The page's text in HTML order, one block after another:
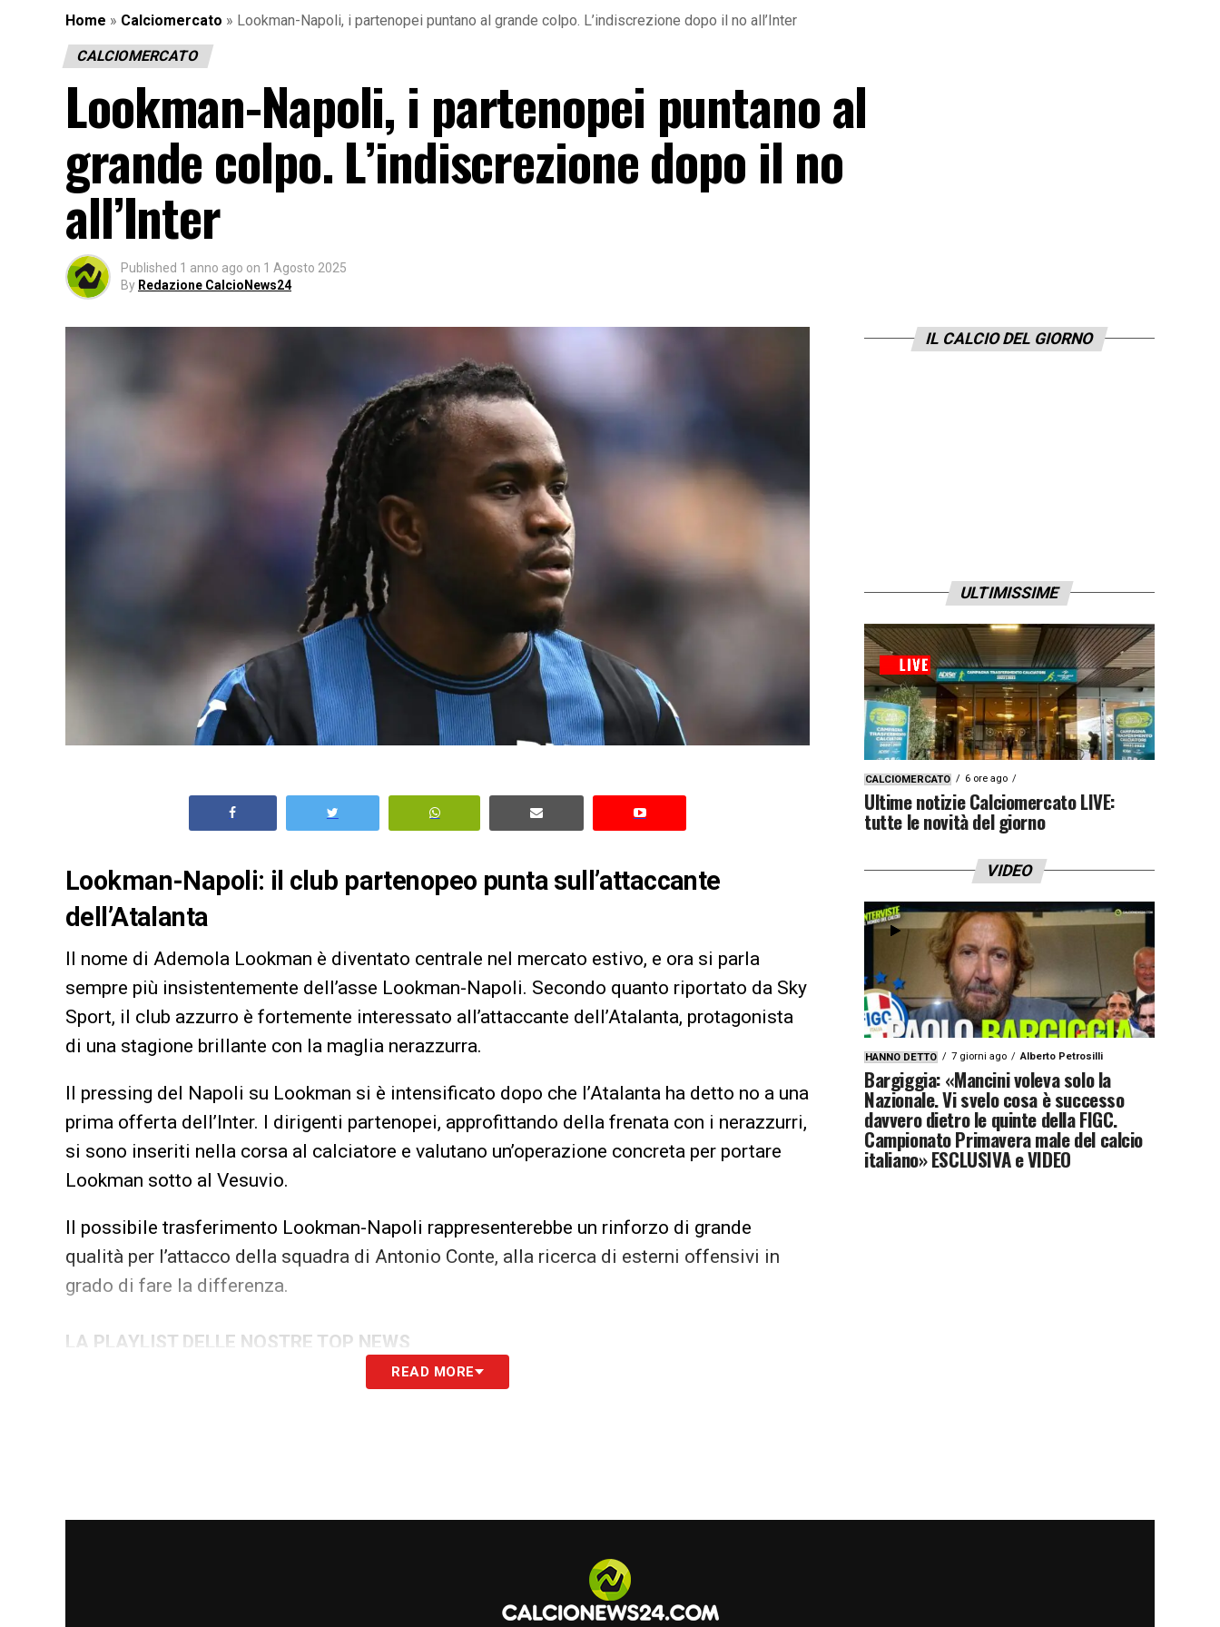
Home » Calciomercato » Lookman-Napoli, i partenopei puntano al grande colpo. L’indiscrezione dopo il no all’Inter
CALCIOMERCATO
Lookman-Napoli, i partenopei puntano al
grande colpo. L’indiscrezione dopo il no
all’Inter
Published 1 anno ago on 1 Agosto 2025
By Redazione CalcioNews24
Lookman-Napoli: il club partenopeo punta sull’attaccante
dell’Atalanta
Il nome di Ademola Lookman è diventato centrale nel mercato estivo, e ora si parla
sempre più insistentemente dell’asse Lookman-Napoli. Secondo quanto riportato da Sky
Sport, il club azzurro è fortemente interessato all’attaccante dell’Atalanta, protagonista
di una stagione brillante con la maglia nerazzurra.
Il pressing del Napoli su Lookman si è intensificato dopo che l’Atalanta ha detto no a una
prima offerta dell’Inter. I dirigenti partenopei, approfittando della frenata con i nerazzurri,
si sono inseriti nella corsa al calciatore e valutano un’operazione concreta per portare
Lookman sotto al Vesuvio.
Il possibile trasferimento Lookman-Napoli rappresenterebbe un rinforzo di grande
qualità per l’attacco della squadra di Antonio Conte, alla ricerca di esterni offensivi in
grado di fare la differenza.
LA PLAYLIST DELLE NOSTRE TOP NEWS
READ MORE
IL CALCIO DEL GIORNO
ULTIMISSIME
CALCIOMERCATO 6 ore ago
Ultime notizie Calciomercato LIVE:
tutte le novità del giorno
VIDEO
HANNO DETTO 7 giorni ago Alberto Petrosilli
Bargiggia: «Mancini voleva solo la
Nazionale. Vi svelo cosa è successo
davvero dietro le quinte della FIGC.
Campionato Primavera male del calcio
italiano» ESCLUSIVA e VIDEO